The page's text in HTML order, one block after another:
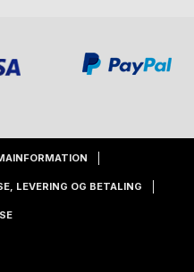
LEVERING OG BETALING